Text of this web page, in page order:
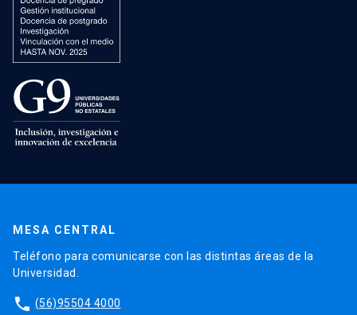
MESA CENTRAL
Teléfono para comunicarse con las distintas áreas de la
Universidad.
phone (56)95504 4000